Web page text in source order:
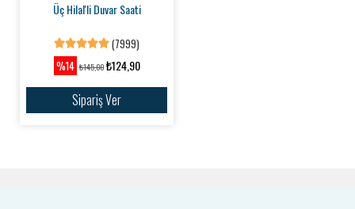
Üç Hilal'li Duvar Saati
(7999)
%14 ₺145,00₺124,90
Sipariş Ver